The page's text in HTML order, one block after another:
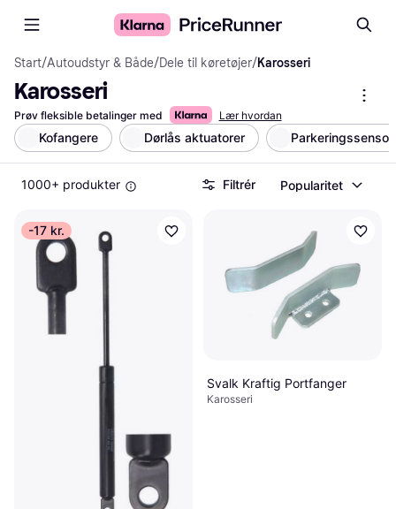
Start/Autoudstyr & Både/Dele til køretøjer/Karosseri
Karosseri
Prøv fleksible betalinger med Lær hvordan
Kofangere Dørlås aktuatorer
1000+ produkter Filtrér Popularitet
-17 kr.
Svalk Kraftig Portfanger
Karosseri